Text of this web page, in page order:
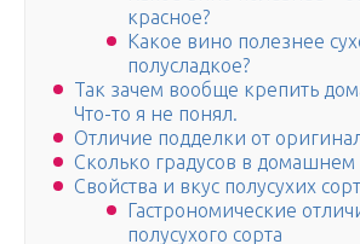
красное?
Какое вино полезнее
полусладкое?
Так зачем вообще крепить
Что-то я не понял.
Отличие подделки от
Сколько градусов в домашнем
Свойства и вкус полусухих
Гастрономические
полусухого сорта